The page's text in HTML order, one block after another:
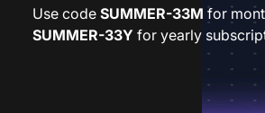
Use code SUMMER-33M for
SUMMER-33Y for yearly